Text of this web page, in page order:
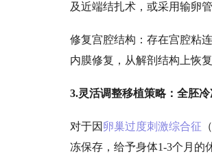
及近端结扎术，或采用输卵
修复宫腔结构：存在宫腔粘
内膜修复，从解剖结构上恢
3.灵活调整移植策略：全胚
对于因 卵巢过度刺激综合征 （
冻保存，给予身体1-3个月的